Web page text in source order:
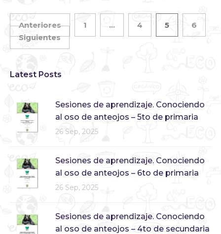
Anteriores 1 … 4 5
6
Siguientes
Latest Posts
Sesiones de aprendizaje. Conociendo
al oso de anteojos – 5to de primaria
26 Sep, 2025
Sesiones de aprendizaje. Conociendo
al oso de anteojos – 6to de primaria
26 Sep, 2025
Sesiones de aprendizaje. Conociendo
al oso de anteojos – 4to de secundaria